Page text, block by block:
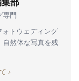
部
専門
ォトウェディング
自然体な写真を残